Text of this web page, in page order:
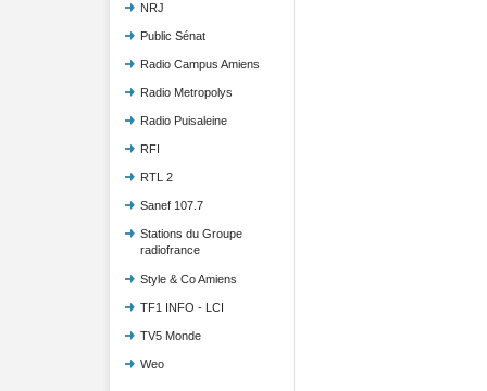
NRJ
Public Sénat
Radio Campus Amiens
Radio Metropolys
Radio Puisaleine
RFI
RTL 2
Sanef 107.7
Stations du Groupe
radiofrance
Style & Co Amiens
TF1 INFO - LCI
TV5 Monde
Weo